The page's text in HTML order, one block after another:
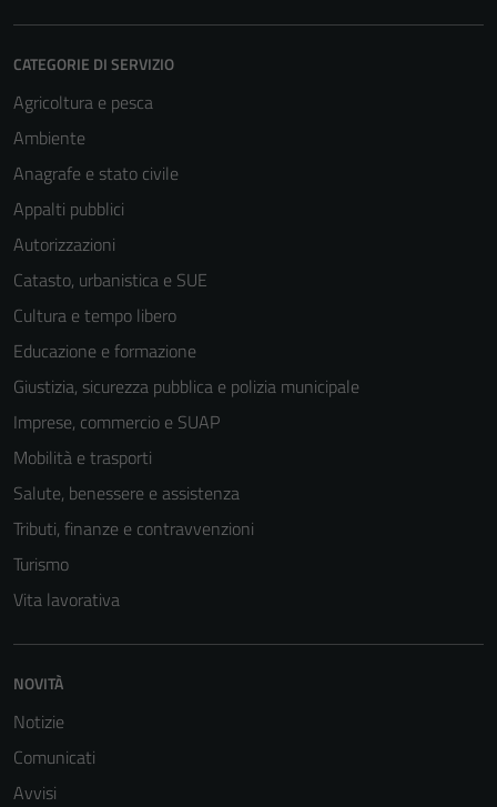
CATEGORIE DI SERVIZIO
Agricoltura e pesca
Ambiente
Anagrafe e stato civile
Appalti pubblici
Autorizzazioni
Catasto, urbanistica e SUE
Cultura e tempo libero
Educazione e formazione
Giustizia, sicurezza pubblica e polizia municipale
Imprese, commercio e SUAP
Mobilità e trasporti
Salute, benessere e assistenza
Tributi, finanze e contravvenzioni
Turismo
Vita lavorativa
NOVITÀ
Notizie
Comunicati
Avvisi